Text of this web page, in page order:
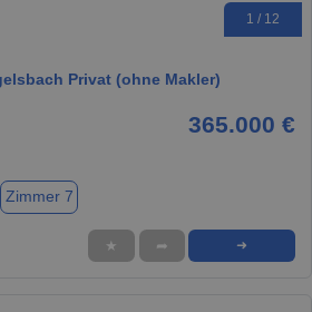
1 / 12
Privat (ohne Makler)
365.000 €
Zimmer 7
★ ➦ ➜